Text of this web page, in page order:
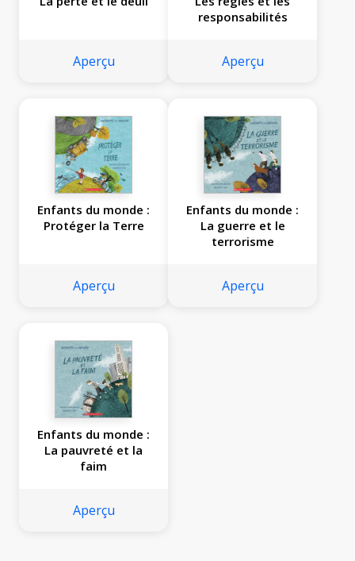
Aperçu
responsabilités
Aperçu
Enfants du monde :
Protéger la Terre
Aperçu
Enfants du monde :
La guerre et le
terrorisme
Aperçu
Enfants du monde :
La pauvreté et la
faim
Aperçu